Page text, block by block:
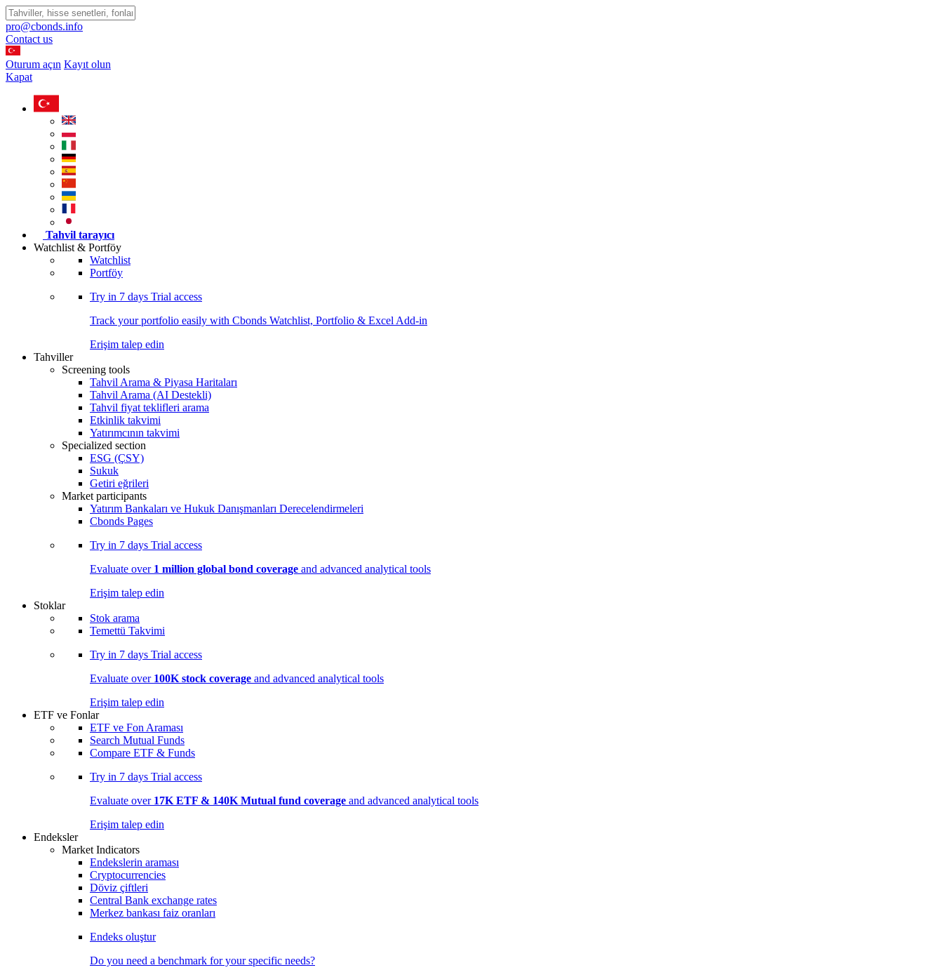
pro@cbonds.info
Contact us
Oturum açın Kayıt olun
Kapat
Tahvil tarayıcı
Watchlist & Portföy
Watchlist
Portföy
Try in 7 days Trial access
Track your portfolio easily with Cbonds Watchlist, Portfolio & Excel Add-in
Erişim talep edin
Tahviller
Screening tools
Tahvil Arama & Piyasa Haritaları
Tahvil Arama (AI Destekli)
Tahvil fiyat teklifleri arama
Etkinlik takvimi
Yatırımcının takvimi
Specialized section
ESG (ÇSY)
Sukuk
Getiri eğrileri
Market participants
Yatırım Bankaları ve Hukuk Danışmanları Derecelendirmeleri
Cbonds Pages
Try in 7 days Trial access
Evaluate over 1 million global bond coverage and advanced analytical tools
Erişim talep edin
Stoklar
Stok arama
Temettü Takvimi
Try in 7 days Trial access
Evaluate over 100K stock coverage and advanced analytical tools
Erişim talep edin
ETF ve Fonlar
ETF ve Fon Araması
Search Mutual Funds
Compare ETF & Funds
Try in 7 days Trial access
Evaluate over 17K ETF & 140K Mutual fund coverage and advanced analytical tools
Erişim talep edin
Endeksler
Market Indicators
Endekslerin araması
Cryptocurrencies
Döviz çiftleri
Central Bank exchange rates
Merkez bankası faiz oranları
Endeks oluştur
Do you need a benchmark for your specific needs?